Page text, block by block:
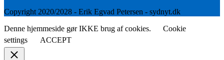
Copyright 2020/2028 - Erik Egvad Petersen - sydnyt.dk
Denne hjemmeside gør IKKE brug af cookies.
Cookie
settings
ACCEPT